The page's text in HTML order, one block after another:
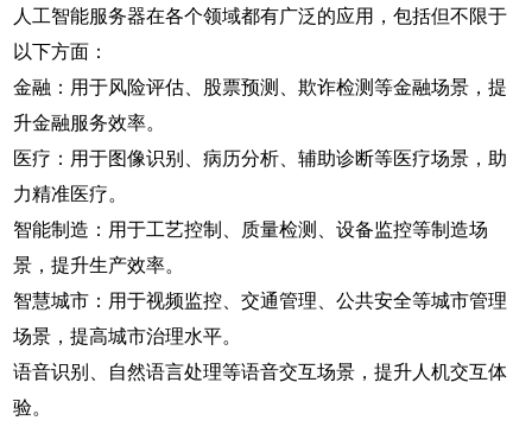
人工智能服务器在各个领域都有广泛的应用，包括但不限于
以下方面：
金融：用于风险评估、股票预测、欺诈检测等金融场景，提
升金融服务效率。
医疗：用于图像识别、病历分析、辅助诊断等医疗场景，助
力精准医疗。
智能制造：用于工艺控制、质量检测、设备监控等制造场
景，提升生产效率。
智慧城市：用于视频监控、交通管理、公共安全等城市管理
场景，提高城市治理水平。
语音识别、自然语言处理等语音交互场景，提升人机交互体
验。